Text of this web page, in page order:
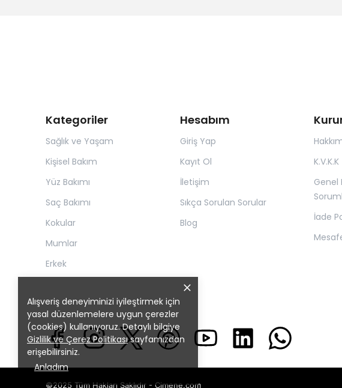
Alışveriş deneyiminizi iyileştirmek için
yasal düzenlemelere uygun çerezler
(cookies) kullanıyoruz. Detaylı bilgiye
Gizlilik ve Çerez Politikası sayfamızdan
erişebilirsiniz.
Anladım
Kategoriler
Sağlık ve Yaşam
Kişisel Bakım
Yüz Bakımı
Saç Bakımı
Kokular
Mumlar
Erkek
Hesabım
Giriş Yap
Kayıt Ol
İletişim
Sıkça Sorulan Sorular
Blog
K.V.K.K
Genel
İade
©2025 Tüm Hakları Saklıdır - Cimene.com